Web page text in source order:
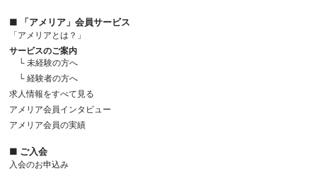
■ 「アメリア」会員サービス
「アメリアとは？」
サービスのご案内
└ 未経験の方へ
└ 経験者の方へ
求人情報をすべて見る
アメリア会員インタビュー
アメリア会員の実績
■ ご入会
入会のお申込み